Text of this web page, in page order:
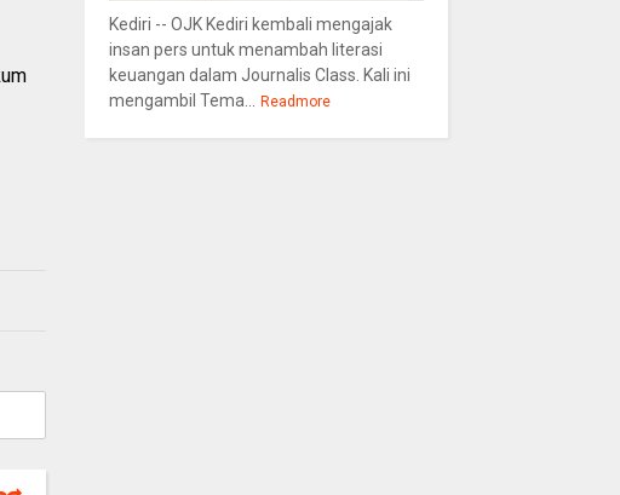
Kediri -- OJK Kediri kembali mengajak
insan pers untuk menambah literasi
keuangan dalam Journalis Class. Kali ini
mengambil Tema...
Readmore